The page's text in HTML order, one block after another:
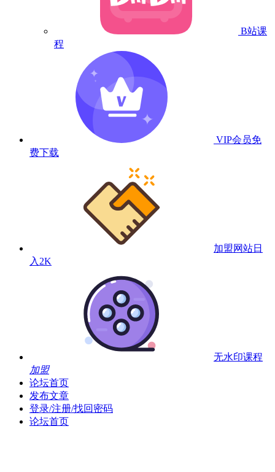
B站课
程
VIP会员免
费下载
加盟网站日
入2K
无水印课程
加盟
论坛首页
发布文章
登录/注册/找回密码
论坛首页